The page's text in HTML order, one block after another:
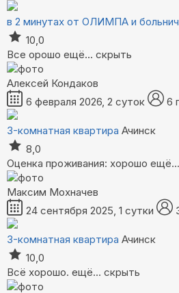
в 2 минутах от ОЛИМПА и
10,0
Все орошо ещё... скрыть
Алексей Кондаков
6 февраля 2026, 2 суток
6
3-комнатная квартира Ачинск
8,0
Оценка проживания: хорошо ещё...
Максим Мохначев
24 сентября 2025, 1 сутки
3-комнатная квартира Ачинск
10,0
Всё хорошо. ещё... скрыть